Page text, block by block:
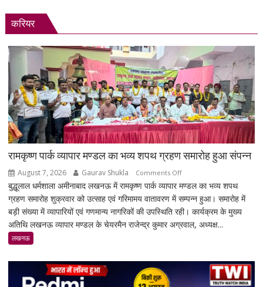
करियर
रामकृष्ण पार्क व्यापार मण्डल का भव्य शपथ ग्रहण समारोह हुआ संपन्न
August 7, 2026 Gaurav Shukla Comments Offon
रामकृष्ण
पार्क
व्यापार
मण्डल
शपथ
बुद्धूलाल धर्मशाला अमीनाबाद लखनऊ में रामकृष्ण पार्क व्यापार मण्डल का भव्य शपथ
ग्रहण समारोह शुक्रवार को उत्साह एवं गरिमामय वातावरण में सम्पन्न हुआ। समारोह में
बड़ी संख्या में व्यापारियों एवं गणमान्य नागरिकों की उपस्थिति रही। कार्यक्रम के मुख्य
अतिथि लखनऊ व्यापार मण्डल के चेयरमैन राजेन्द्र कुमार अग्रवाल, अध्यक्ष...
लखनऊ